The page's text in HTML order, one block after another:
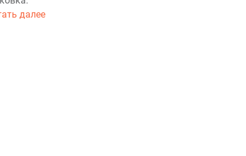
далее